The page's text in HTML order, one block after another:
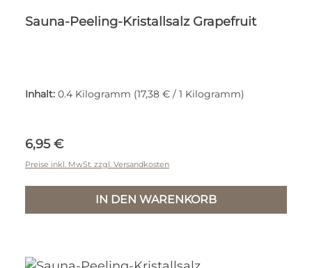
Sauna-Peeling-Kristallsalz Grapefruit
Inhalt: 0.4 Kilogramm (17,38 € / 1 Kilogramm)
Regulärer Preis:
6,95 €
Preise inkl. MwSt. zzgl. Versandkosten
IN DEN WARENKORB